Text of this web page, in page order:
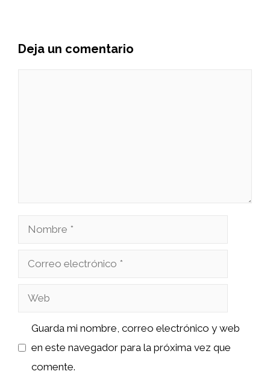
Deja un comentario
Nombre
Correo
Web
Guarda mi nombre, correo electrónico y web
en este navegador para la próxima vez que
comente.